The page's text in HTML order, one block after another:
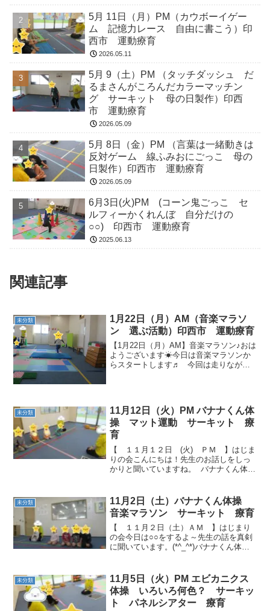
5月 11日（月）PM（カウボーイゲー
ム 記憶力レース 自由に書こう）印
西市 運動療育
2026.05.11
5月 9（土）PM （タッチダッシュ だ
るまさんがころんだカラーマッチン
グ サーキット 母の日製作）印西
市 運動療育
2026.05.09
5月 8日（金）PM （言葉は一緒動きは
反対ゲーム 線ふみおにごっこ 母の
日製作）印西市 運動療育
2026.05.09
6月3日(火)PM (コーン鬼ごっこ セ
ルフィーかくれんぼ 自分だけの
○○) 印西市 運動療育
2025.06.13
関連記事
未分類
1月22日（月）AM（音楽マラソ
ン 選ぶ活動）印西市 運動療育
【1月22日（月）AM】音楽マラソン♪おは
ようございます☀今日は音楽マラソンか
らスタートします♬ 今回は走りながら
未分類
11月12日（火）PM バナナくん体
操 マット運動 サーキット 療
育
【 １１月１２日 (火) ＰＭ 】はじま
りの会こんにちは！先生のお話しをしっ
かりと聞いていますね。 バナナくん体
頑張りました✨ サーキット倒さな...
未分類
11月2日（土）バナナくん体操
音楽マラソン サーキット 療育
【 １１月２日（土）ＡＭ 】はじまり
の会今日は○○をするよ～先生の話を真剣
に聞いています。(*^_^*)バナナくん体操
みんなで一緒に踊る箇所がありますよ。
ユラユ...
未分類
11月5日（火）PM エビカニクス
体操 いろいろ何色？ サーキッ
ト パネルシアター 療育